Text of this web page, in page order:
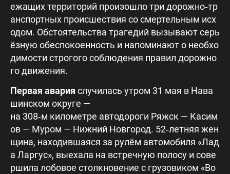
ежащих территорий произошло три дорожно‑тр
анспортных происшествия со смертельным исх
одом. Обстоятельства трагедий вызывают серь
ёзную обеспокоенность и напоминают о необхо
димости строгого соблюдения правил дорожно
го движения.
Первая авария случилась утром 31 мая в Нава
шинском округе —
на 308‑м километре автодороги Ряжск — Касим
ов — Муром — Нижний Новгород. 52‑летняя жен
щина, находившаяся за рулём автомобиля «Лад
а Ларгус», выехала на встречную полосу и сове
ршила лобовое столкновение с грузовиком «Во